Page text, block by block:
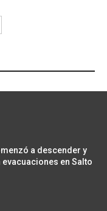
a descender y
en Salto